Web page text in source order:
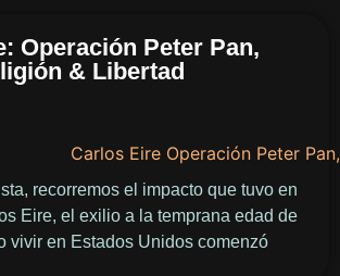
Operación Peter Pan,
& Libertad
recorremos el impacto que tuvo en
Eire, el exilio a la temprana edad de
vivir en Estados Unidos comenzó